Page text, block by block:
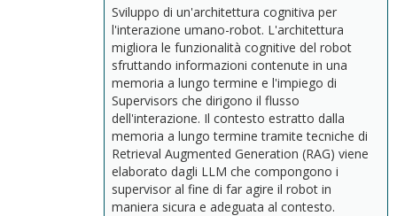
Sviluppo di un'architettura cognitiva per
l'interazione umano-robot. L'architettura
migliora le funzionalità cognitive del robot
sfruttando informazioni contenute in una
memoria a lungo termine e l'impiego di
Supervisors che dirigono il flusso
dell'interazione. Il contesto estratto dalla
memoria a lungo termine tramite tecniche di
Retrieval Augmented Generation (RAG) viene
elaborato dagli LLM che compongono i
supervisor al fine di far agire il robot in
maniera sicura e adeguata al contesto.